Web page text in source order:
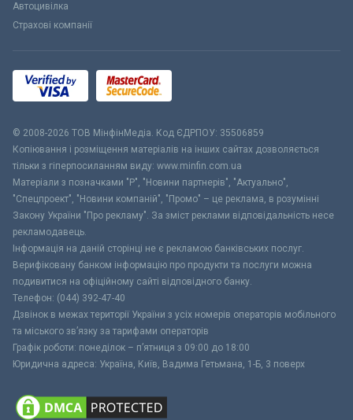
Автоцивілка
Страхові компанії
© 2008-2026 ТОВ МiнфiнМедiа. Код ЄДРПОУ: 35506859
Копіювання і розміщення матеріалів на інших сайтах дозволяється
тільки з гіперпосиланням виду: www.minfin.com.ua
Матеріали з позначками "Р", "Новини партнерів", "Актуально",
"Спецпроект", "Новини компаній", "Промо" – це реклама, в розумінні
Закону України "Про рекламу". За зміст реклами відповідальність несе
рекламодавець.
Інформація на даній сторінці не є рекламою банківських послуг.
Верифіковану банком інформацію про продукти та послуги можна
подивитися на офіційному сайті відповідного банку.
Телефон: (044) 392-47-40
Дзвінок в межах території України з усіх номерів операторів мобільного
та міського зв’язку за тарифами операторів
Графік роботи: понеділок – п’ятниця з 09:00 до 18:00
Юридична адреса: Україна, Київ, Вадима Гетьмана, 1-Б, 3 поверх